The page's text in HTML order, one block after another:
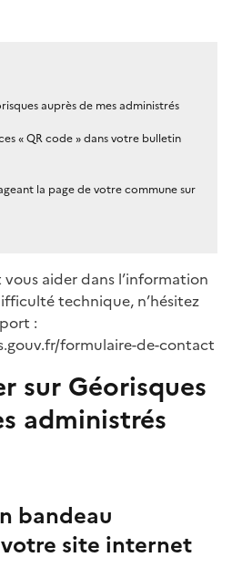
auprès de mes administrés
« QR code » dans votre bulletin
la page de votre commune sur
aider dans l’information
technique, n’hésitez
:
formulaire-de-contact
sur Géorisques
administrés
bandeau
site internet